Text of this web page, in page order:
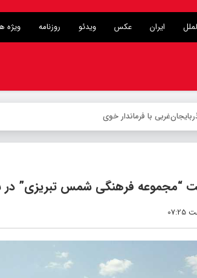
ایران عکس ویدئو روزنامه ویژه
“مجموعه فرهنگی شمس تبریزی”